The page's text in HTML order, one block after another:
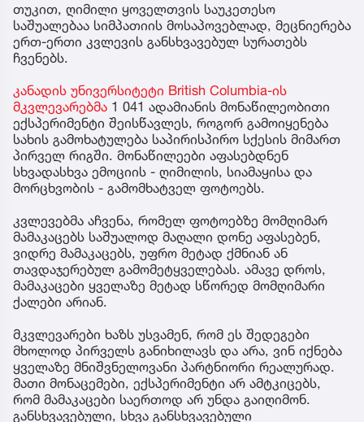
თუკით, ღიმილი ყოველთვის საუკეთესო
საშუალებაა სიმპათიის მოსაპოვებლად, მეცნიერება
ერთ-ერთი კვლევის განსხვავებულ სურათებს
ჩვენებს.
კანადის უნივერსიტეტი British Columbia-ის
მკვლევარებმა 1 041 ადამიანის მონაწილეობითი
ექსპერიმენტი შეისწავლეს, როგორ გამოიყენება
სახის გამოხატულება საპირისპირო სქესის მიმართ
პირველ რიგში. მონაწილეები აფასებდნენ
სხვადასხვა ემოციის - ღიმილის, სიამაყისა და
მორცხვობის - გამომხატველ ფოტოებს.
კვლევებმა აჩვენა, რომელ ფოტოებზე მომღიმარ
მამაკაცებს საშუალოდ მაღალი დონე აფასებენ,
ვიდრე მამაკაცებს, უფრო მეტად ქმნიან ან
თავდაჯერებულ გამომეტყველებას. ამავე დროს,
მამაკაცები ყველაზე მეტად სწორედ მომღიმარი
ქალები არიან.
მკვლევარები ხაზს უსვამენ, რომ ეს შედეგები
მხოლოდ პირველს განიხილავს და არა, ვინ იქნება
ყველაზე მნიშვნელოვანი პარტნიორი რეალურად.
მათი მონაცემები, ექსპერიმენტი არ ამტკიცებს,
რომ მამაკაცები საერთოდ არ უნდა გაიღიმონ.
განსხვავებული, სხვა განსხვავებული